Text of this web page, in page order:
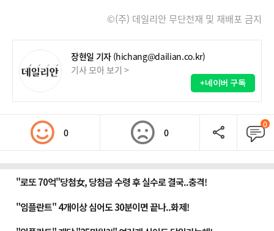
©(주) 데일리안 무단전재 및 재배포 금지
장현일 기자 (hichang@dailian.co.kr)
기사 모아 보기 >
+네이버 구독
0 0
0